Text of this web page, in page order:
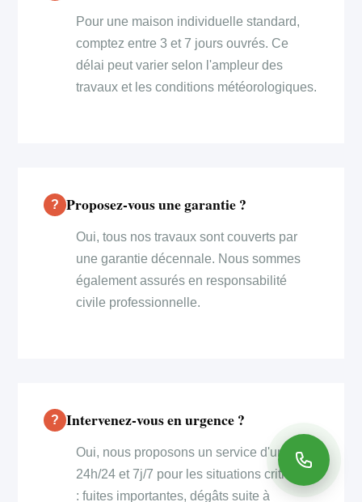
Pour une maison individuelle standard,
comptez entre 3 et 7 jours ouvrés. Ce
délai peut varier selon l'ampleur des
travaux et les conditions météorologiques.
Proposez-vous une garantie ?
Oui, tous nos travaux sont couverts par
une garantie décennale. Nous sommes
également assurés en responsabilité
civile professionnelle.
Intervenez-vous en urgence ?
Oui, nous proposons un service d'urgence
24h/24 et 7j/7 pour les situations critiques
: fuites importantes, dégâts suite à